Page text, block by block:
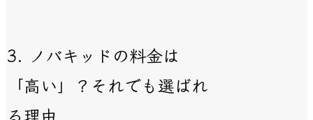
3. ノバキッドの料金は
「高い」？それでも選ばれ
る理由